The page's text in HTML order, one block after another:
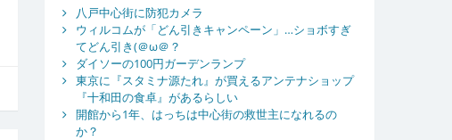
八戸中心街に防犯カメラ
ウィルコムが「どん引きキャンペーン」…ショボすぎ
てどん引き(＠ω＠？
ダイソーの100円ガーデンランプ
東京に『スタミナ源たれ』が買えるアンテナショップ
『十和田の食卓』があるらしい
開館から1年、はっちは中心街の救世主になれるの
か？